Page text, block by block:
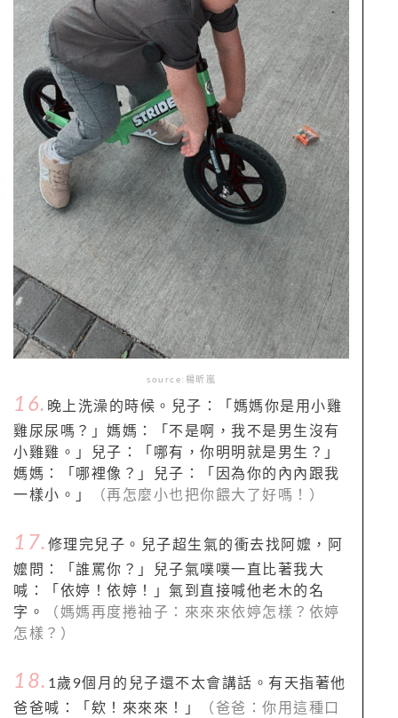
source:楊昕嵐
16. 晚上洗澡的時候。兒子：「媽媽你是用小雞
雞尿尿嗎？」媽媽：「不是啊，我不是男生沒有
小雞雞。」兒子：「哪有，你明明就是男生？」
媽媽：「哪裡像？」兒子：「因為你的內內跟我
一樣小。」
（再怎麼小也把你餵大了好嗎！）
17. 修理完兒子。兒子超生氣的衝去找阿嬤，阿
嬤問：「誰罵你？」兒子氣噗噗一直比著我大
喊：「依婷！依婷！」氣到直接喊他老木的名
字。
（媽媽再度捲袖子：來來來依婷怎樣？依婷
怎樣？）
18. 1歲9個月的兒子還不太會講話。有天指著他
爸爸喊：「欸！來來來！」
（爸爸：你用這種口